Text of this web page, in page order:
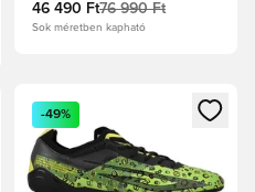
46 490 Ft76 990 Ft
Sok méretben kapható
vagy a tagként
Megnyit egy modált a
-49%